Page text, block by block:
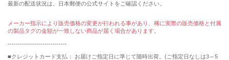
最新の配送状況は、日本郵便の公式サイトをご確認ください。
メーカー指示により販売価格の変更が行われる事があり、稀に実際の販売価格と付属
の製品タグの金額が一致しない商品が届く場合があります。
-----------------------------
■クレジットカード支払： お届けご指定日に準じて随時出荷。(ご指定日なしは3～5